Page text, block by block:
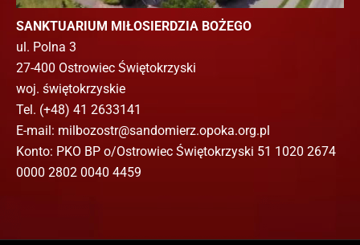
SANKTUARIUM MIŁOSIERDZIA BOŻEGO
ul. Polna 3
27-400 Ostrowiec Świętokrzyski
woj. świętokrzyskie
Tel. (+48) 41 2633141
E-mail: milbozostr@sandomierz.opoka.org.pl
Konto: PKO BP o/Ostrowiec Świętokrzyski 51 1020 2674
0000 2802 0040 4459